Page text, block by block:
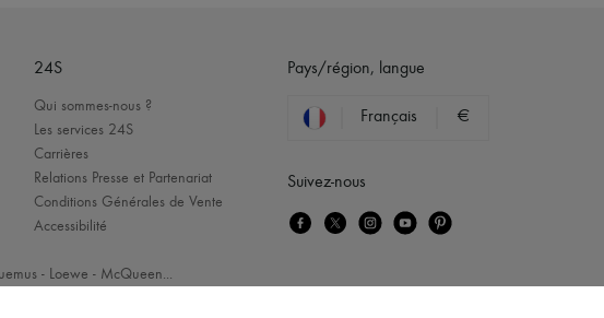
24S
Qui sommes-nous ?
Les services 24S
Carrières
Relations Presse et Partenariat
Conditions Générales de Vente
Accessibilité
Pays/région, langue
Français €
Suivez-nous
- Loewe - McQueen...